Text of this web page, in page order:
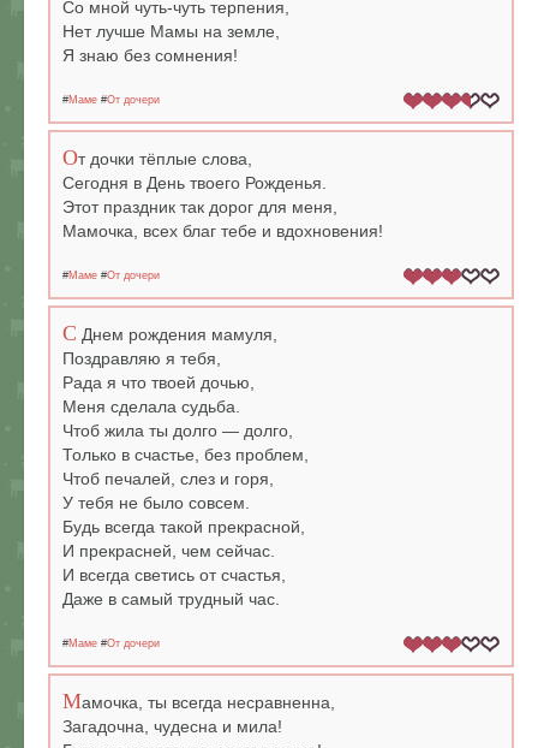
Со мной чуть-чуть терпения,
Нет лучше Мамы на земле,
Я знаю без сомнения!
#Маме #От дочери
От дочки тёплые слова,
Сегодня в День твоего Рожденья.
Этот праздник так дорог для меня,
Мамочка, всех благ тебе и вдохновения!
#Маме #От дочери
С Днем рождения мамуля,
Поздравляю я тебя,
Рада я что твоей дочью,
Меня сделала судьба.
Чтоб жила ты долго — долго,
Только в счастье, без проблем,
Чтоб печалей, слез и горя,
У тебя не было совсем.
Будь всегда такой прекрасной,
И прекрасней, чем сейчас.
И всегда светись от счастья,
Даже в самый трудный час.
#Маме #От дочери
Мамочка, ты всегда несравненна,
Загадочна, чудесна и мила!